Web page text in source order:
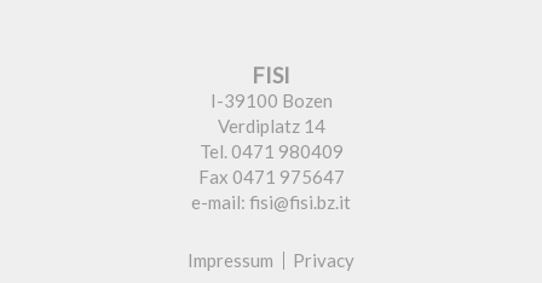
FISI
I-39100 Bozen
Verdiplatz 14
Tel. 0471 980409
Fax 0471 975647
e-mail: fisi@fisi.bz.it
Impressum Privacy